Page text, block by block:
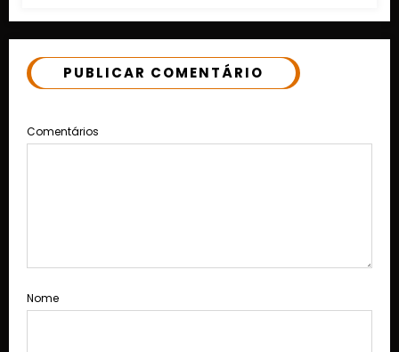
PUBLICAR COMENTÁRIO
Comentários
Nome